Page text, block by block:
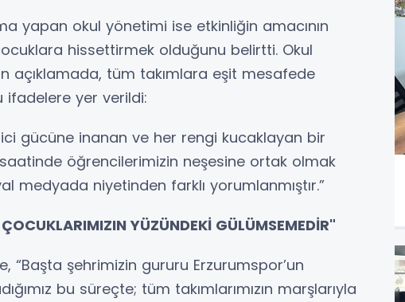
yapan okul yönetimi ise etkinliğin amacının
hissettirmek olduğunu belirtti. Okul
açıklamada, tüm takımlara eşit mesafede
ifadelere yer verildi:
gücüne inanan ve her rengi kucaklayan bir
öğrencilerimizin neşesine ortak olmak
medyada niyetinden farklı yorumlanmıştır.”
YÜZÜNDEKİ GÜLÜMSEMEDİR"
“Başta şehrimizin gururu Erzurumspor’un
bu süreçte; tüm takımlarımızın marşlarıyla